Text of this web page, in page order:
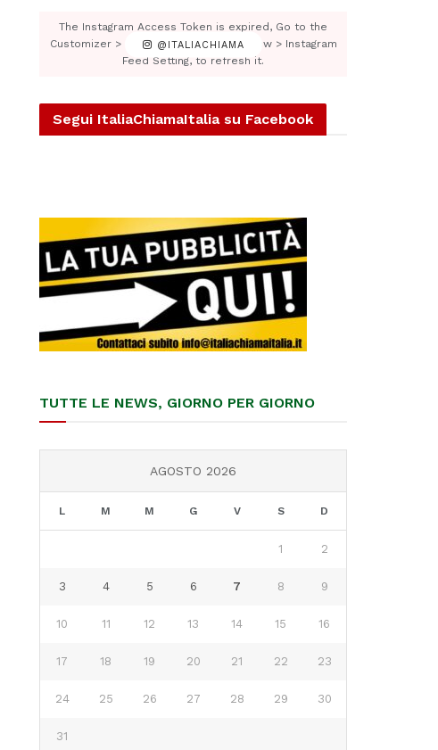
@ITALIACHIAMA
The Instagram Access Token is expired, Go to the
Customizer > JNews : Social, Like & View > Instagram
Feed Setting, to refresh it.
Segui ItaliaChiamaItalia su Facebook
TUTTE LE NEWS, GIORNO PER GIORNO
AGOSTO 2026
L M M G V S D
1 2
3 4 5 6 7 8 9
10 11 12 13 14 15 16
17 18 19 20 21 22 23
24 25 26 27 28 29 30
31